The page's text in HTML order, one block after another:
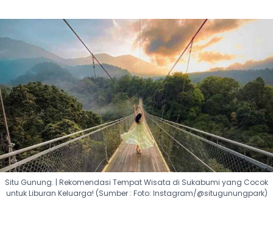
Situ Gunung. | Rekomendasi Tempat Wisata di Sukabumi yang Cocok
untuk Liburan Keluarga! (Sumber : Foto: Instagram/@situgunungpark)